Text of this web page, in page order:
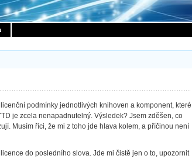
podmínky jednotlivých knihoven a komponent, které
je zcela nenapadnutelný. Výsledek? Jsem zděšen, co
Musím říci, že mi z toho jde hlava kolem, a příčinou není
do posledního slova. Jde mi čistě jen o to, upozornit